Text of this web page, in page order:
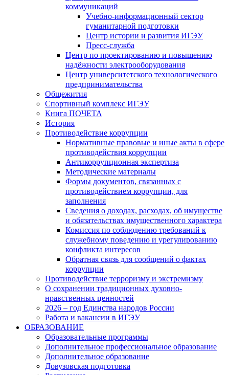
коммуникаций
Учебно-информационный сектор
гуманитарной подготовки
Центр истории и развития ИГЭУ
Пресс-служба
Центр по проектированию и повышению
надёжности электрооборудования
Центр университетского технологического
предпринимательства
Общежития
Спортивный комплекс ИГЭУ
Книга ПОЧЕТА
История
Противодействие коррупции
Нормативные правовые и иные акты в сфере
противодействия коррупции
Антикоррупционная экспертиза
Методические материалы
Формы документов, связанных с
противодействием коррупции, для
заполнения
Сведения о доходах, расходах, об имуществе
и обязательствах имущественного характера
Комиссия по соблюдению требований к
служебному поведению и урегулированию
конфликта интересов
Обратная связь для сообщений о фактах
коррупции
Противодействие терроризму и экстремизму
О сохранении традиционных духовно-
нравственных ценностей
2026 – год Единства народов России
Работа и вакансии в ИГЭУ
ОБРАЗОВАНИЕ
Образовательные программы
Дополнительное профессиональное образование
Дополнительное образование
Довузовская подготовка